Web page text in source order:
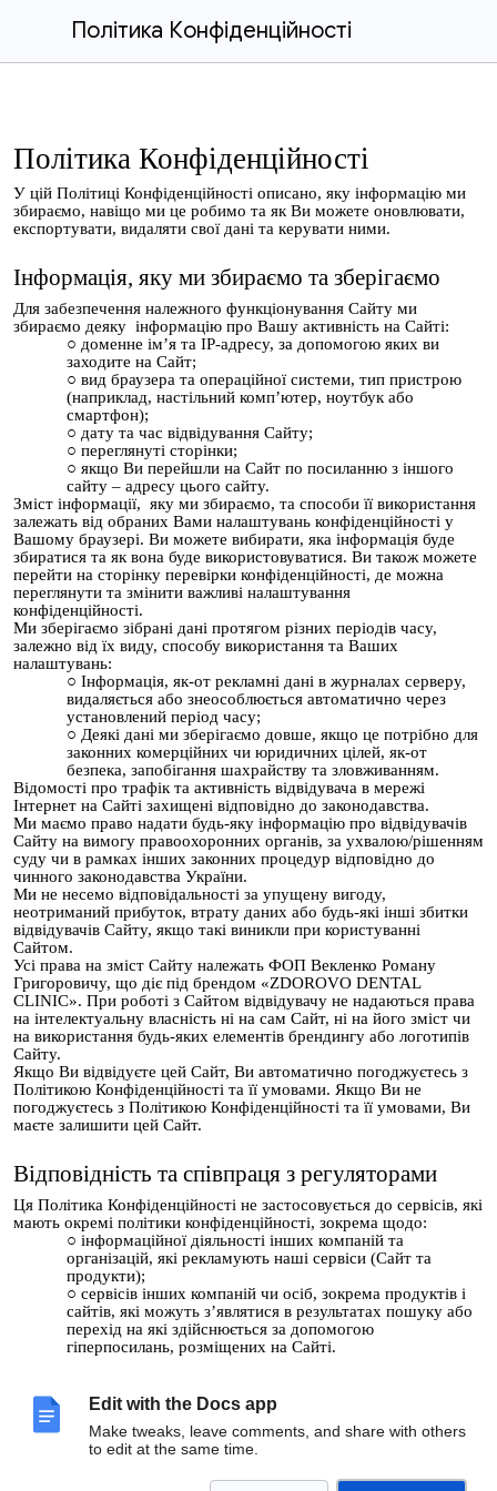
Edit with the Docs app
Make tweaks, leave comments, and share with others
to edit at the same time.
Політика Конфіденційності
Політика Конфіденційності
У цій Політиці Конфіденційності описано, яку інформацію ми
збираємо, навіщо ми це робимо та як Ви можете оновлювати,
експортувати, видаляти свої дані та керувати ними.
Інформація, яку ми збираємо та зберігаємо
Для забезпечення належного функціонування Сайту ми
збираємо деяку інформацію про Вашу активність на Сайті:
доменне ім’я та IP-адресу, за допомогою яких ви
заходите на Сайт;
вид браузера та операційної системи, тип пристрою
(наприклад, настільний комп’ютер, ноутбук або
смартфон);
дату та час відвідування Сайту;
переглянуті сторінки;
якщо Ви перейшли на Сайт по посиланню з іншого
сайту – адресу цього сайту.
Зміст інформації, яку ми збираємо, та способи її використання
залежать від обраних Вами налаштувань конфіденційності у
Вашому браузері. Ви можете вибирати, яка інформація буде
збиратися та як вона буде використовуватися. Ви також можете
перейти на сторінку перевірки конфіденційності, де можна
переглянути та змінити важливі налаштування
конфіденційності.
Ми зберігаємо зібрані дані протягом різних періодів часу,
залежно від їх виду, способу використання та Ваших
налаштувань:
Інформація, як-от рекламні дані в журналах серверу,
видаляється або знеособлюється автоматично через
установлений період часу;
Деякі дані ми зберігаємо довше, якщо це потрібно для
законних комерційних чи юридичних цілей, як-от
безпека, запобігання шахрайству та зловживанням.
Відомості про трафік та активність відвідувача в мережі
Інтернет на Сайті захищені відповідно до законодавства.
Ми маємо право надати будь-яку інформацію про відвідувачів
Сайту на вимогу правоохоронних органів, за ухвалою/рішенням
суду чи в рамках інших законних процедур відповідно до
чинного законодавства України.
Ми не несемо відповідальності за упущену вигоду,
неотриманий прибуток, втрату даних або будь-які інші збитки
відвідувачів Сайту, якщо такі виникли при користуванні
Сайтом.
Усі права на зміст Сайту належать ФОП Векленко Роману
Григоровичу, що діє під брендом «ZDOROVO DENTAL
CLINIC». При роботі з Сайтом відвідувачу не надаються права
на інтелектуальну власність ні на сам Сайт, ні на його зміст чи
на використання будь-яких елементів брендингу або логотипів
Сайту.
Якщо Ви відвідуєте цей Сайт, Ви автоматично погоджуєтесь з
Політикою Конфіденційності та її умовами. Якщо Ви не
погоджуєтесь з Політикою Конфіденційності та її умовами, Ви
маєте залишити цей Сайт.
Відповідність та співпраця з регуляторами
Ця Політика Конфіденційності не застосовується до сервісів, які
мають окремі політики конфіденційності, зокрема щодо:
інформаційної діяльності інших компаній та
організацій, які рекламують наші сервіси (Сайт та
продукти);
сервісів інших компаній чи осіб, зокрема продуктів і
сайтів, які можуть з’являтися в результатах пошуку або
перехід на які здійснюється за допомогою
гіперпосилань, розміщених на Сайті.
Зміни до цієї Політики
Ми регулярно переглядаємо цю Політику Конфіденційності та
використовуємо способи обробки інформації, які відповідають
Конфіденційності, однак не обмежуватимемо Ваші права,